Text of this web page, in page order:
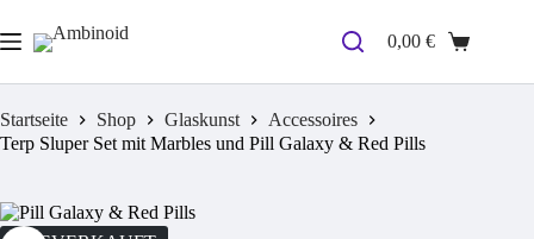
Inhalt
springen
Warenkorb
0,00€
Startseite Shop Glaskunst
Accessoires
Terp Sluper Set mit Marbles und Pill Galaxy & Red Pills